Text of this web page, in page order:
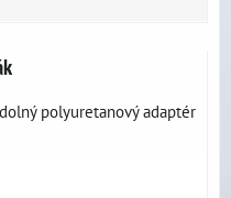
polyuretanový adaptér